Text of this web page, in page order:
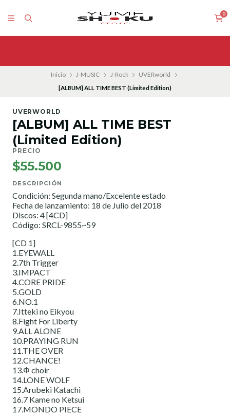
0
Inicio J-MUSIC J-Rock
UVERworld
[ALBUM] ALL TIME BEST (Limited Edition)
UVERWORLD
[ALBUM] ALL TIME BEST
(Limited Edition)
PRECIO
$55.500
DESCRIPCIÓN
Condición: Segunda mano/Excelente estado
Fecha de lanzamiento: 18 de Julio del 2018
Discos: 4 [4CD]
Código: SRCL-9855~59
[CD 1]
1.EYEWALL
2.7th Trigger
3.IMPACT
4.CORE PRIDE
5.GOLD
6.NO.1
7.Itteki no Eikyou
8.Fight For Liberty
9.ALL ALONE
10.PRAYING RUN
11.THE OVER
12.CHANCE!
13.Φ choir
14.LONE WOLF
15.Arubeki Katachi
16.7 Kame no Ketsui
17.MONDO PIECE